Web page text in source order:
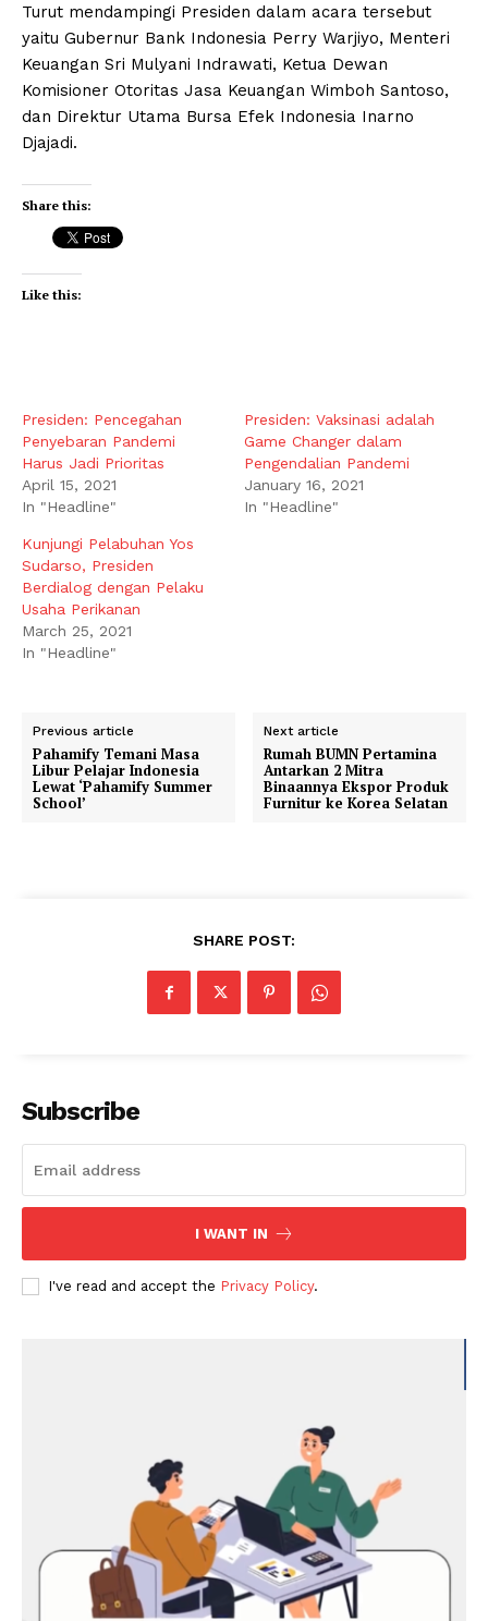
Turut mendampingi Presiden dalam acara tersebut
yaitu Gubernur Bank Indonesia Perry Warjiyo, Menteri
Keuangan Sri Mulyani Indrawati, Ketua Dewan
Komisioner Otoritas Jasa Keuangan Wimboh Santoso,
dan Direktur Utama Bursa Efek Indonesia Inarno
Djajadi.
Share this:
Like this:
Presiden: Pencegahan
Penyebaran Pandemi
Harus Jadi Prioritas
April 15, 2021
In "Headline"
Presiden: Vaksinasi adalah
Game Changer dalam
Pengendalian Pandemi
January 16, 2021
In "Headline"
Kunjungi Pelabuhan Yos
Sudarso, Presiden
Berdialog dengan Pelaku
Usaha Perikanan
March 25, 2021
In "Headline"
Previous article
Pahamify Temani Masa
Libur Pelajar Indonesia
Lewat ‘Pahamify Summer
School’
Next article
Rumah BUMN Pertamina
Antarkan 2 Mitra
Binaannya Ekspor Produk
Furnitur ke Korea Selatan
SHARE POST:
Subscribe
I WANT IN
I've read and accept the Privacy Policy.